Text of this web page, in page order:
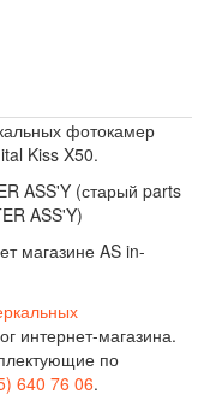
фотокамер
Kiss X50.
ASS'Y (старый parts
ASS'Y)
интернет-магазина.
по
640 76 06.